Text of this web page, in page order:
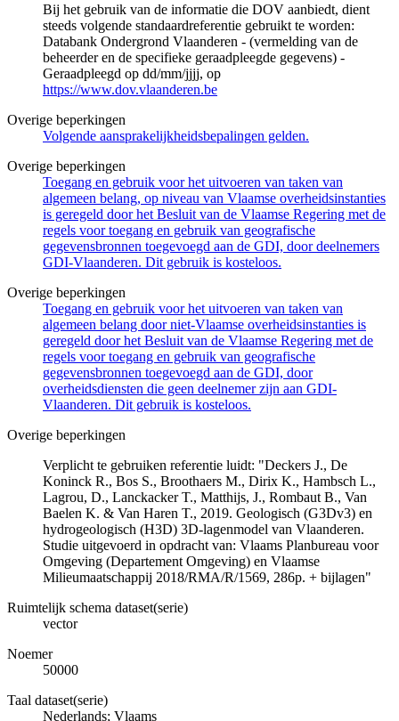
Bij het gebruik van de informatie die DOV aanbiedt, dient
steeds volgende standaardreferentie gebruikt te worden:
Databank Ondergrond Vlaanderen - (vermelding van de
beheerder en de specifieke geraadpleegde gegevens) -
Geraadpleegd op dd/mm/jjjj, op
https://www.dov.vlaanderen.be
Overige beperkingen
Volgende aansprakelijkheidsbepalingen gelden.
Overige beperkingen
Toegang en gebruik voor het uitvoeren van taken van
algemeen belang, op niveau van Vlaamse overheidsinstanties
is geregeld door het Besluit van de Vlaamse Regering met de
regels voor toegang en gebruik van geografische
gegevensbronnen toegevoegd aan de GDI, door deelnemers
GDI-Vlaanderen. Dit gebruik is kosteloos.
Overige beperkingen
Toegang en gebruik voor het uitvoeren van taken van
algemeen belang door niet-Vlaamse overheidsinstanties is
geregeld door het Besluit van de Vlaamse Regering met de
regels voor toegang en gebruik van geografische
gegevensbronnen toegevoegd aan de GDI, door
overheidsdiensten die geen deelnemer zijn aan GDI-
Vlaanderen. Dit gebruik is kosteloos.
Overige beperkingen
Verplicht te gebruiken referentie luidt: "Deckers J., De
Koninck R., Bos S., Broothaers M., Dirix K., Hambsch L.,
Lagrou, D., Lanckacker T., Matthijs, J., Rombaut B., Van
Baelen K. & Van Haren T., 2019. Geologisch (G3Dv3) en
hydrogeologisch (H3D) 3D-lagenmodel van Vlaanderen.
Studie uitgevoerd in opdracht van: Vlaams Planbureau voor
Omgeving (Departement Omgeving) en Vlaamse
Milieumaatschappij 2018/RMA/R/1569, 286p. + bijlagen"
Ruimtelijk schema dataset(serie)
vector
Noemer
50000
Taal dataset(serie)
Nederlands; Vlaams